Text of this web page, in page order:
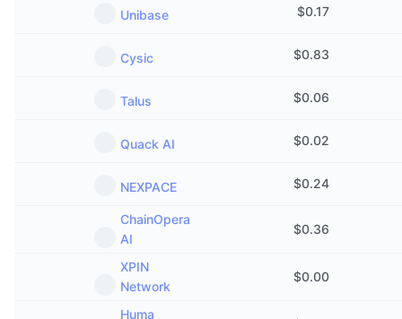
Celkové štatistiky NFT
Nadchádzajúce predaje
Likvidácie
Sadzby financovania
Diamantové odmeny
Učte sa a zarábajte
Kalendár udalostí
Unibase $0.17
Cysic $0.83
Talus $0.06
Quack AI $0.02
NEXPACE $0.24
ChainOpera
AI
$0.36
XPIN
Network
$0.00
Huma